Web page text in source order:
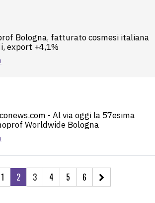
Bologna, fatturato cosmesi italiana
export +4,1%
- Al via oggi la 57esima
Worldwide Bologna
1 2 3 4 5 6